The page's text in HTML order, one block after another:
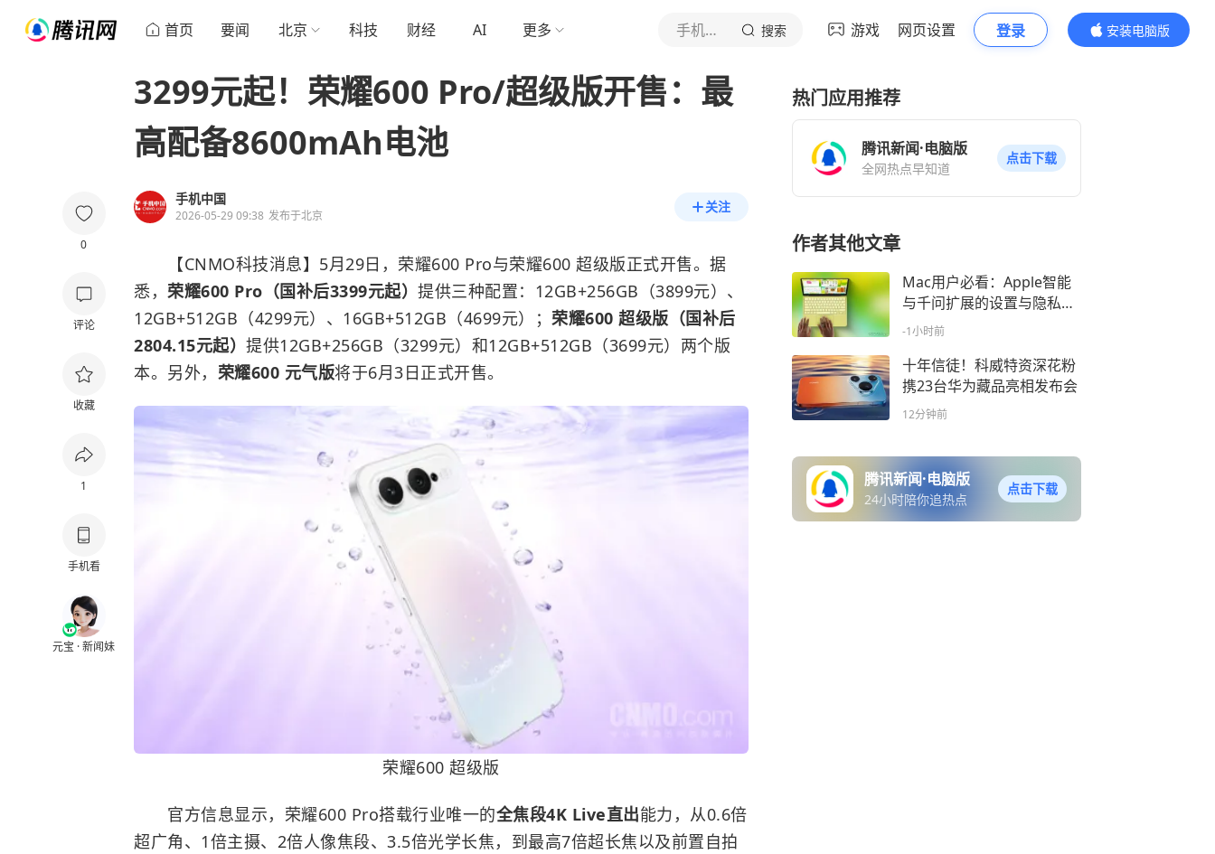
首页 要闻 北京 科技 财经 AI 更多 手机中国 搜索 游戏 网页设置 登录
安装电脑版
内容更精彩
0
评论
收藏
1
手机看
元宝 · 新闻妹
3299元起！荣耀600 Pro/超级版开售：最
高配备8600mAh电池
手机中国
2026-05-29 09:38 发布于北京
关注
【CNMO科技消息】5月29日，荣耀600 Pro与荣耀600 超级版正式开售。据
悉， 荣耀600 Pro（国补后3399元起） 提供三种配置：12GB+256GB（3899元）、
12GB+512GB（4299元）、16GB+512GB（4699元）； 荣耀600 超级版（国补后
2804.15元起） 提供12GB+256GB（3299元）和12GB+512GB（3699元）两个版
本。另外， 荣耀600 元气版将于6月3日正式开售。
荣耀600 超级版
官方信息显示，荣耀600 Pro搭载行业唯一的全焦段4K Live直出能力，从0.6倍
超广角、1倍主摄、2倍人像焦段、3.5倍光学长焦，到最高7倍超长焦以及前置自拍
热门应用推荐
腾讯新闻·电脑版
全网热点早知道
点击下载
作者其他文章
Mac用户必看：Apple智能
与千问扩展的设置与隐私控
制
-1小时前
十年信徒！科威特资深花粉
携23台华为藏品亮相发布会
12分钟前
腾讯新闻·电脑版
24小时陪你追热点
点击下载